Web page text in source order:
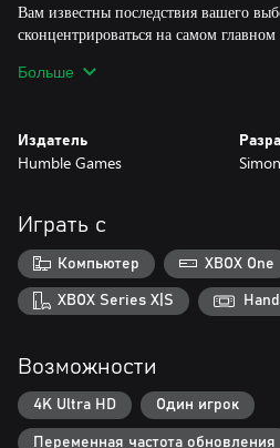
Вам известны последствия вашего
сконцентрироваться на самом
мире, готовом вот-вот взорваться.
шаг — и всё кончено...
В неизвестности — ужас, что одолеть
Возможности первоначальной версии:
- 16 основных подземелий и 2
решающим испытанием.
- Возможность разблокировать
- Возможность разблокировать
особыми режимами игры.
- 25+ дополнительных обходных
необычными встречами.
Больше
Издатель
Humble Games
Играть с
Компьютер XBOX One
XBOX Series X|S
Возможности
4K Ultra HD Один игрок
Переменная частота обновления